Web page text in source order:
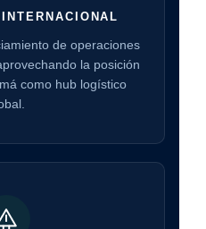
de operaciones
la posición
como hub logístico